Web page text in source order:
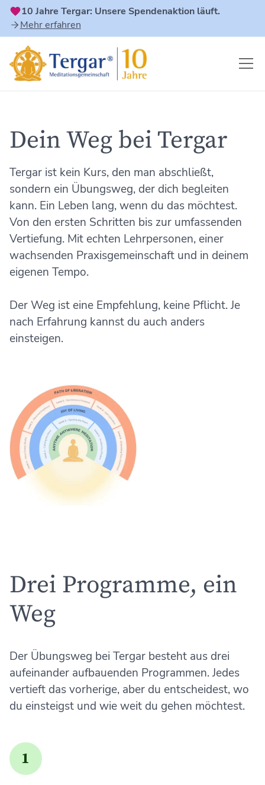
10 Jahre Tergar: Unsere Spendenaktion läuft.
Mehr erfahren
Dein Weg bei Tergar
Tergar ist kein Kurs, den man abschließt,
sondern ein Übungsweg, der dich begleiten
kann. Ein Leben lang, wenn du das möchtest.
Von den ersten Schritten bis zur umfassenden
Vertiefung. Mit echten Lehrpersonen, einer
wachsenden Praxisgemeinschaft und in deinem
eigenen Tempo.
Der Weg ist eine Empfehlung, keine Pflicht. Je
nach Erfahrung kannst du auch anders
einsteigen.
Drei Programme, ein
Weg
Der Übungsweg bei Tergar besteht aus drei
aufeinander aufbauenden Programmen. Jedes
vertieft das vorherige, aber du entscheidest, wo
du einsteigst und wie weit du gehen möchtest.
1